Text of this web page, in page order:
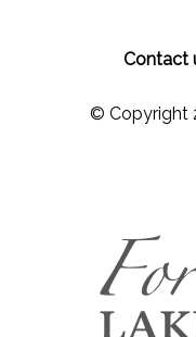
Contact
© Copyright